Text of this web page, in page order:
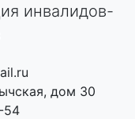
инвалидов-
дом 30
54